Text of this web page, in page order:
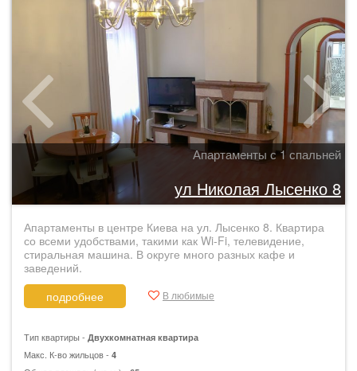
Апартаменты с 1 спальней
ул Николая Лысенко 8
Апартаменты в центре Киева на ул. Лысенко 8. Квартира
со всеми удобствами, такими как Wi-Fi, телевидение,
стиральная машина. В округе много разных кафе и
заведений.
подробнее
В любимые
Тип квартиры - Двухкомнатная квартира
Макс. К-во жильцов - 4